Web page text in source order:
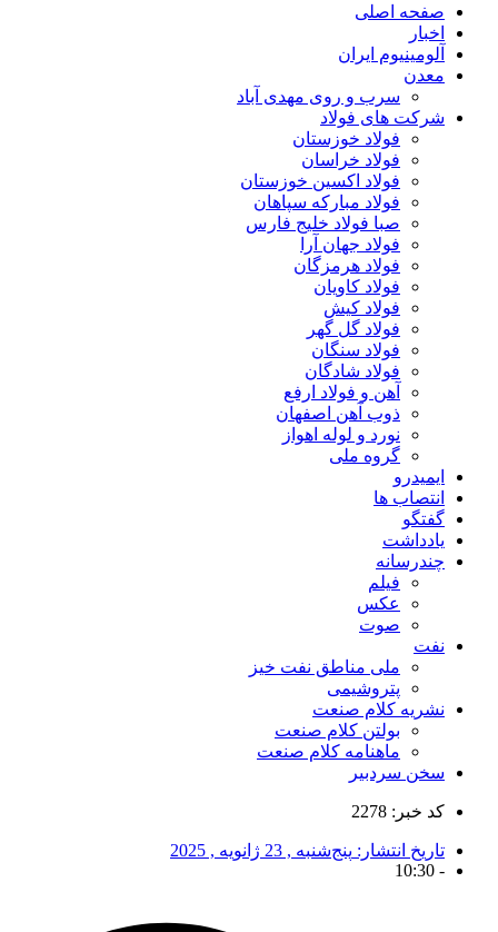
صفحه اصلی
اخبار
آلومینیوم ایران
معدن
سرب و روی مهدی آباد
شرکت های فولاد
فولاد خوزستان
فولاد خراسان
فولاد اکسین خوزستان
فولاد مبارکه سپاهان
صبا فولاد خلیج فارس
فولاد جهان آرا
فولاد هرمزگان
فولاد کاویان
فولاد کیش
فولاد گل گهر
فولاد سنگان
فولاد شادگان
آهن و فولاد ارفع
ذوب آهن اصفهان
نورد و لوله اهواز
گروه ملی
ایمیدرو
انتصاب ها
گفتگو
یادداشت
چندرسانه
فیلم
عکس
صوت
نفت
ملی مناطق نفت خیز
پتروشیمی
نشریه کلام صنعت
بولتن کلام صنعت
ماهنامه کلام صنعت
سخن سردبیر
کد خبر: 2278
تاریخ انتشار: پنج‌شنبه , 23 ژانویه , 2025
-
10:30